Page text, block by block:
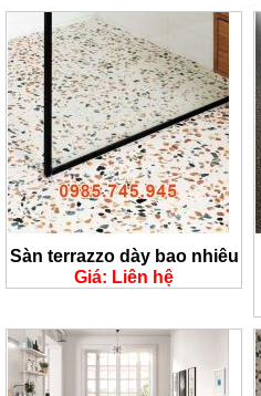
Sàn terrazzo dày bao nhiêu
Giá: Liên hệ